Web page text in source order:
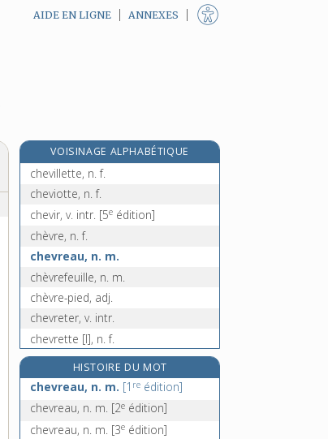
AIDE EN LIGNE ANNEXES
VOISINAGE ALPHABÉTIQUE
cheviller, v. tr.
chevillette, n. f.
cheviotte, n. f.
chevir, v. intr. [5e édition]
chèvre, n. f.
chevreau, n. m.
chèvrefeuille, n. m.
chèvre-pied, adj.
chevreter, v. intr.
chevrette [I], n. f.
chevrette [II], n. f.[7eédition]
chevretter, v. intr.
chevreuil, n. m.
chevrier, -ière, n.
HISTOIRE DU MOT
chevreau, n. m. [1 re édition]
chevreau, n. m. [2e édition]
chevreau, n. m. [3e édition]